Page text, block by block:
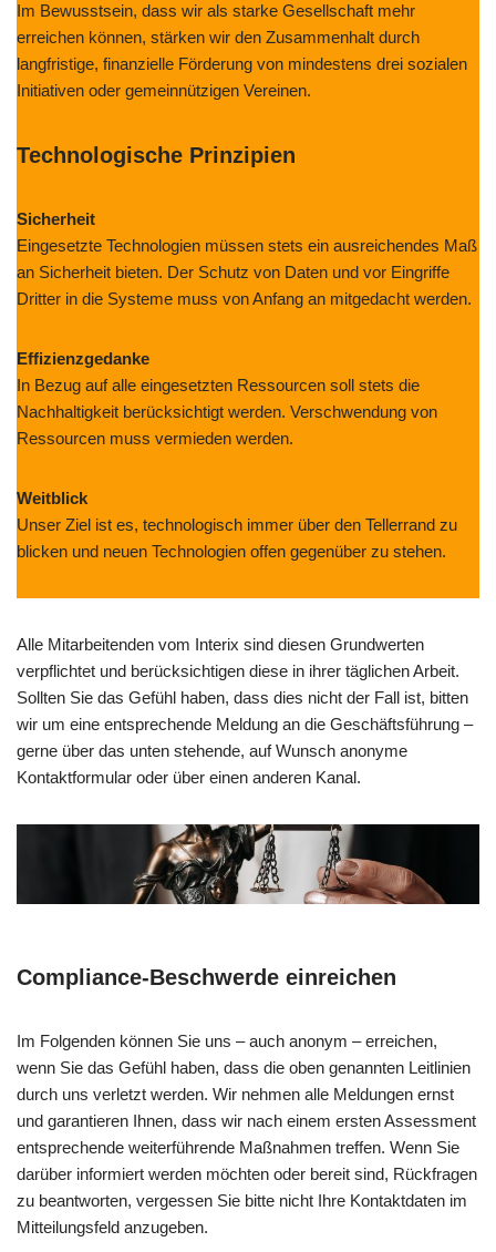
Im Bewusstsein, dass wir als starke Gesellschaft mehr
erreichen können, stärken wir den Zusammenhalt durch
langfristige, finanzielle Förderung von mindestens drei sozialen
Initiativen oder gemeinnützigen Vereinen.
Technologische Prinzipien
Sicherheit
Eingesetzte Technologien müssen stets ein ausreichendes Maß
an Sicherheit bieten. Der Schutz von Daten und vor Eingriffe
Dritter in die Systeme muss von Anfang an mitgedacht werden.
Effizienzgedanke
In Bezug auf alle eingesetzten Ressourcen soll stets die
Nachhaltigkeit berücksichtigt werden. Verschwendung von
Ressourcen muss vermieden werden.
Weitblick
Unser Ziel ist es, technologisch immer über den Tellerrand zu
blicken und neuen Technologien offen gegenüber zu stehen.
Alle Mitarbeitenden vom Interix sind diesen Grundwerten
verpflichtet und berücksichtigen diese in ihrer täglichen Arbeit.
Sollten Sie das Gefühl haben, dass dies nicht der Fall ist, bitten
wir um eine entsprechende Meldung an die Geschäftsführung –
gerne über das unten stehende, auf Wunsch anonyme
Kontaktformular oder über einen anderen Kanal.
Compliance-Beschwerde einreichen
Im Folgenden können Sie uns – auch anonym – erreichen,
wenn Sie das Gefühl haben, dass die oben genannten Leitlinien
durch uns verletzt werden. Wir nehmen alle Meldungen ernst
und garantieren Ihnen, dass wir nach einem ersten Assessment
entsprechende weiterführende Maßnahmen treffen. Wenn Sie
darüber informiert werden möchten oder bereit sind, Rückfragen
zu beantworten, vergessen Sie bitte nicht Ihre Kontaktdaten im
Mitteilungsfeld anzugeben.